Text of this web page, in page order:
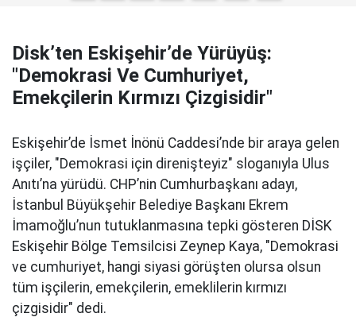
Disk’ten Eskişehir’de Yürüyüş:
"Demokrasi Ve Cumhuriyet,
Emekçilerin Kırmızı Çizgisidir"
Eskişehir’de İsmet İnönü Caddesi’nde bir araya gelen
işçiler, "Demokrasi için direnişteyiz" sloganıyla Ulus
Anıtı’na yürüdü. CHP’nin Cumhurbaşkanı adayı,
İstanbul Büyükşehir Belediye Başkanı Ekrem
İmamoğlu’nun tutuklanmasına tepki gösteren DİSK
Eskişehir Bölge Temsilcisi Zeynep Kaya, "Demokrasi
ve cumhuriyet, hangi siyasi görüşten olursa olsun
tüm işçilerin, emekçilerin, emeklilerin kırmızı
çizgisidir" dedi.